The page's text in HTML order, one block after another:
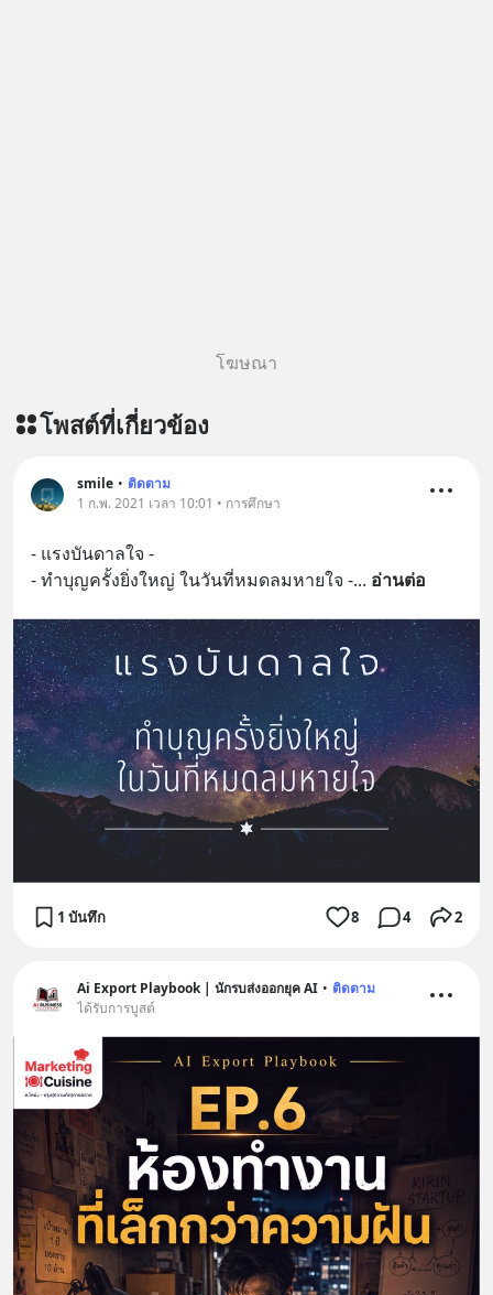
โฆษณา
โพสต์ที่เกี่ยวข้อง
smile • ติดตาม
1 ก.พ. 2021 เวลา 10:01 • การศึกษา
- แรงบันดาลใจ -
- ทำบุญครั้งยิ่งใหญ่​ ในวันที่หมดลมหายใจ -​... อ่านต่อ
1 บันทึก 8 4 2
Ai Export Playbook | นักรบส่งออกยุค AI • ติดตาม
ได้รับการบูสต์